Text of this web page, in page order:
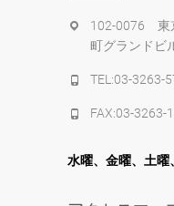
102-0076 東
町グランドビ
TEL:03-3263-
FAX:03-3263-
水曜、金曜、土曜